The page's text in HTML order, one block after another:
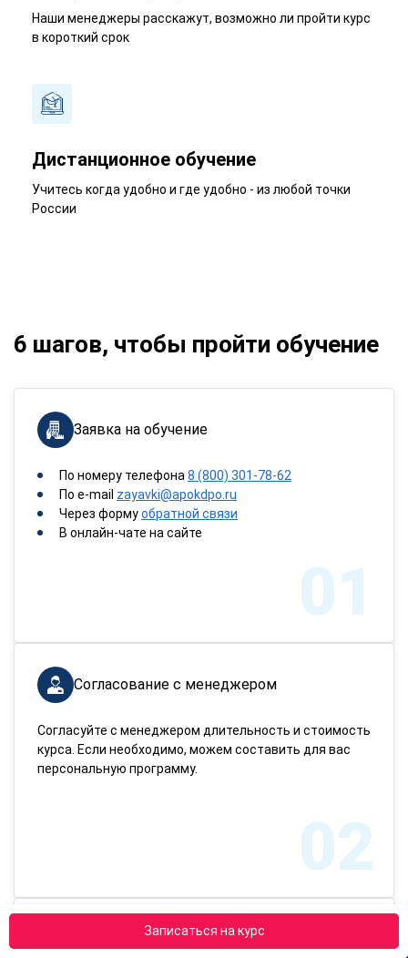
Записаться на курс
Наши менеджеры расскажут, возможно ли пройти курс
в короткий срок
Дистанционное обучение
Учитесь когда удобно и где удобно - из любой точки
России
6 шагов, чтобы пройти обучение
Заявка на обучение
По номеру телефона 8 (800) 301-78-62
По e-mail zayavki@apokdpo.ru
Через формуобратной связи
В онлайн-чате на сайте
01
Согласование с менеджером
Согласуйте с менеджером длительность и стоимость
курса. Если необходимо, можем составить для вас
персональную программу.
02
Отправка документов